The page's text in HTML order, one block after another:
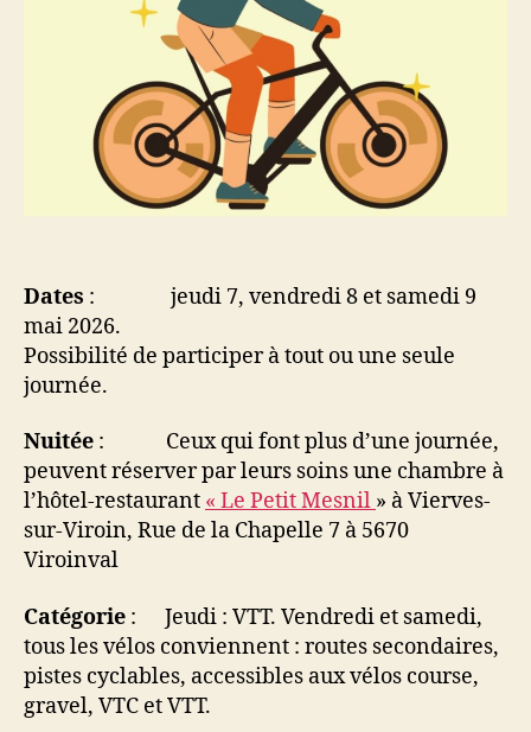
Dates : jeudi 7, vendredi 8 et samedi 9
mai 2026.
Possibilité de participer à tout ou une seule
journée.
Nuitée : Ceux qui font plus d’une journée,
peuvent réserver par leurs soins une chambre à
l’hôtel-restaurant « Le Petit Mesnil » à Vierves-
sur-Viroin, Rue de la Chapelle 7 à 5670
Viroinval
Catégorie : Jeudi : VTT. Vendredi et samedi,
tous les vélos conviennent : routes secondaires,
pistes cyclables, accessibles aux vélos course,
gravel, VTC et VTT.